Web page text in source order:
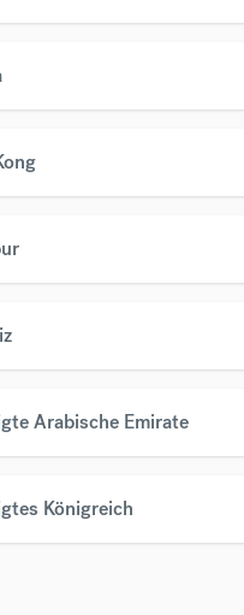
Arabische Emirate
Königreich